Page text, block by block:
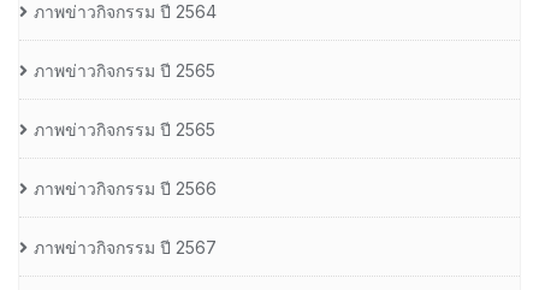
ภาพข่าวกิจกรรม ปี 2564
ภาพข่าวกิจกรรม ปี 2565
ภาพข่าวกิจกรรม ปี 2565
ภาพข่าวกิจกรรม ปี 2566
ภาพข่าวกิจกรรม ปี 2567